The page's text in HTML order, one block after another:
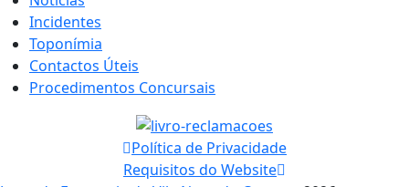
Incidentes
Toponímia
Contactos Úteis
Procedimentos Concursais
Política de Privacidade
Requisitos do Website